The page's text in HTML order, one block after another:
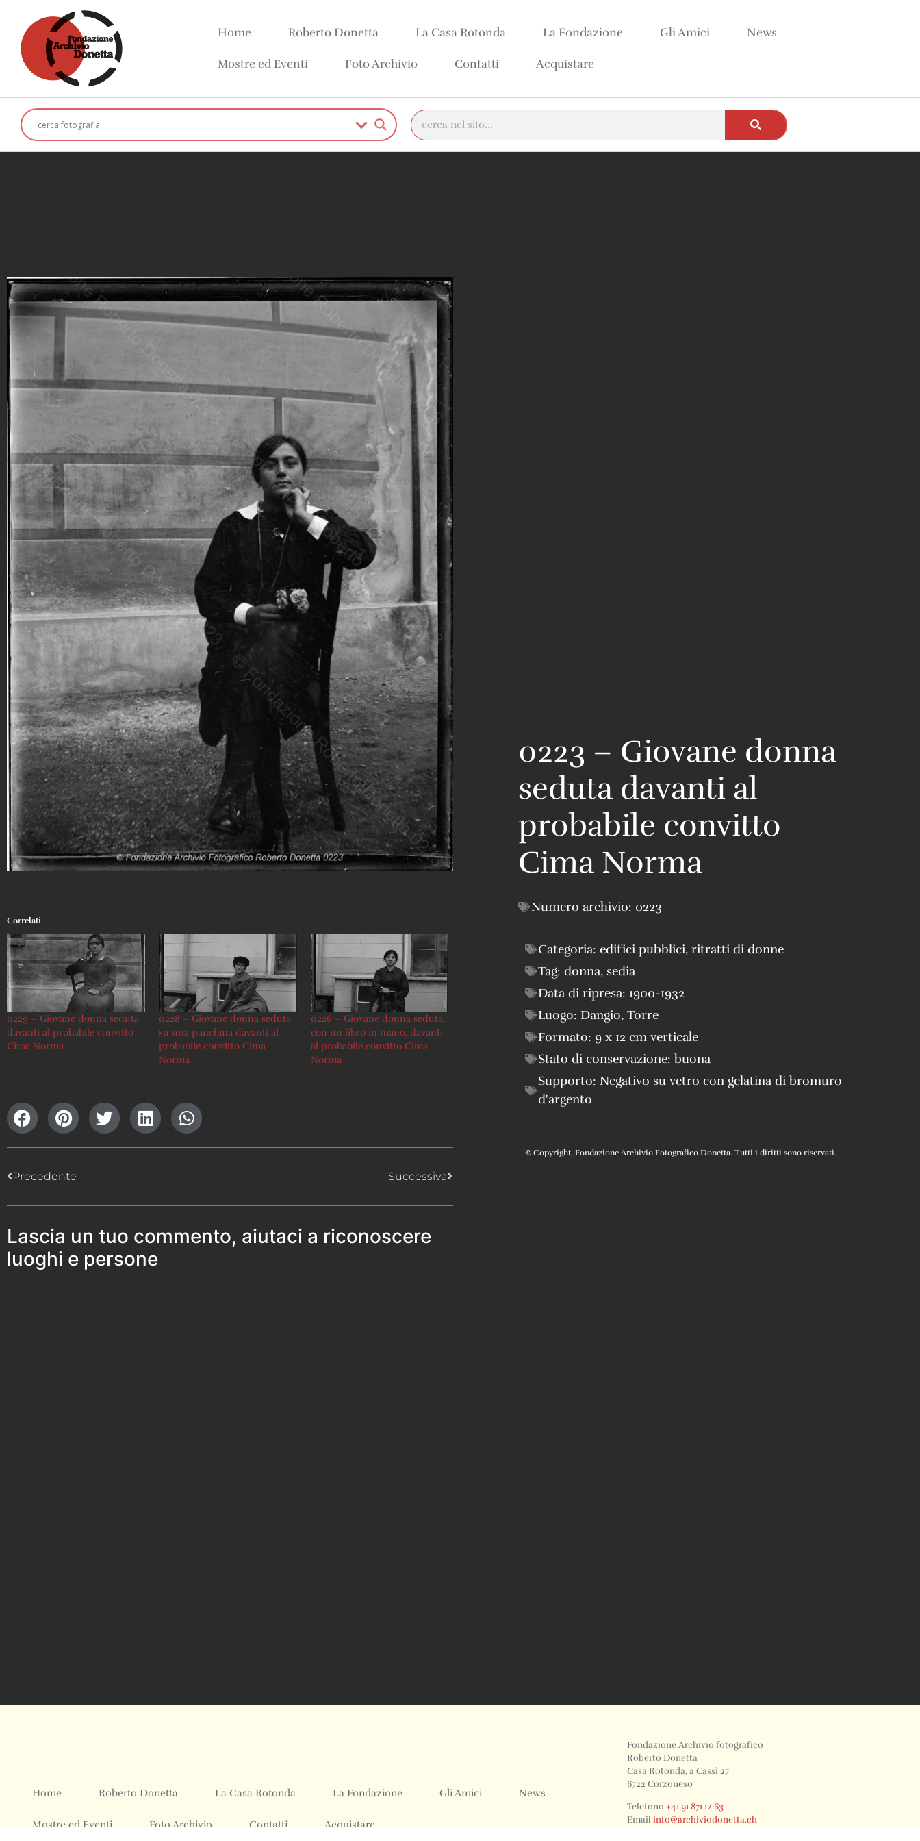
Home Roberto Donetta La Casa Rotonda La Fondazione Gli Amici News
Mostre ed Eventi Foto Archivio Contatti Acquistare
Correlati
0229 – Giovane donna seduta
davanti al probabile convitto
Cima Norma
0228 – Giovane donna seduta
su una panchina davanti al
probabile convitto Cima
Norma
0226 – Giovane donna seduta,
con un libro in mano, davanti
al probabile convitto Cima
Norma
Precedente Successiva
Lascia un tuo commento, aiutaci a riconoscere
luoghi e persone
0223 – Giovane donna
seduta davanti al
probabile convitto
Cima Norma
Numero archivio: 0223
Categoria: edifici pubblici, ritratti di donne
Tag: donna, sedia
Data di ripresa: 1900-1932
Luogo: Dangio, Torre
Formato: 9 x 12 cm verticale
Stato di conservazione: buona
Supporto: Negativo su vetro con gelatina di bromuro
d'argento
© Copyright, Fondazione Archivio Fotografico Donetta. Tutti i diritti sono riservati.
Home Roberto Donetta La Casa Rotonda La Fondazione Gli Amici News
Mostre ed Eventi Foto Archivio Contatti Acquistare
Fondazione Archivio fotografico
Roberto Donetta
Casa Rotonda, a Cassì 27
6722 Corzoneso
Telefono +41 91 871 12 63
Email info@archiviodonetta.ch